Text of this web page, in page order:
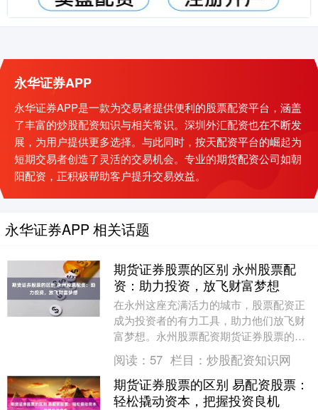
永华证券APP
永华证券APP是一款为交易者提供便利的股票配资平台，涵盖
了丰富的炒股配资知识与相关常识。深圳外汇配资也在不断发
展，为用户提供更多选择。与此同时，按天配资平台的崛起为
短期交易者创造了灵活的交易机会。专业的期货配资公司如朝
阳配资，正积极帮助客户提升交易效益。
永华证券APP 相关话题
期货证券股票的区别 永州股票配
资：助力投资，放飞财富梦想
在永州这座充满活力的城市，股票配资正
成为投资者的有力工具，助力他们放飞财
富梦想。永州股票配资期货证券股票的区
别平台提供杠杆资金，放大投资者的资金
规模，从而提升投....
阅读： 57 栏目： 炒股配资知识网
期货证券股票的区别 易配资股票：
轻松撬动资本，把握投资良机